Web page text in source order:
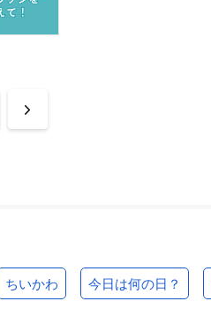
ちいかわ 今日は何の日？